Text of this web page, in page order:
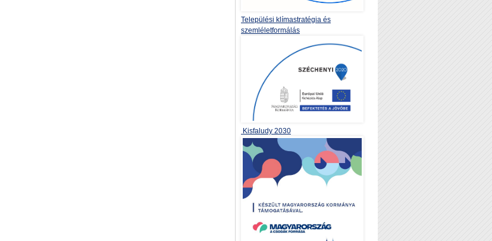
Települési klímastratégia és
szemléletformálás
Kisfaludy 2030